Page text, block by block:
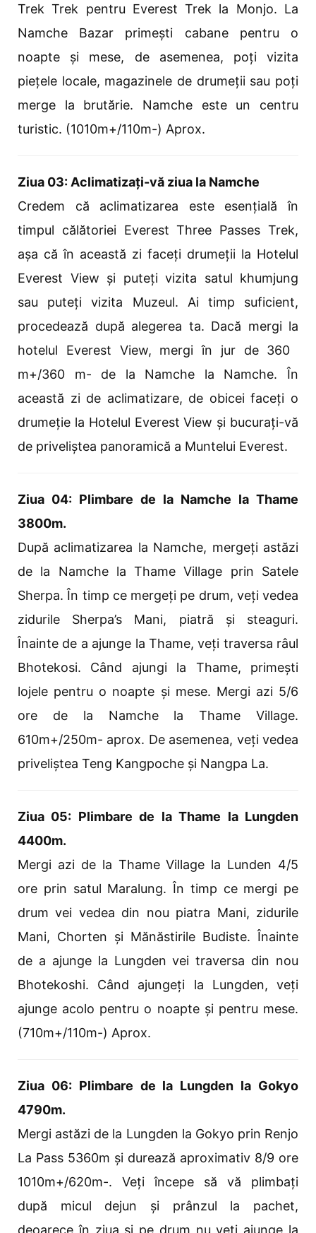
Trek Trek pentru Everest Trek la Monjo. La
Namche Bazar primești cabane pentru o
noapte și mese, de asemenea, poți vizita
piețele locale, magazinele de drumeții sau poți
merge la brutărie. Namche este un centru
turistic. (1010m+/110m-) Aprox.
Ziua 03: Aclimatizați-vă ziua la Namche
Credem că aclimatizarea este esențială în
timpul călătoriei Everest Three Passes Trek,
așa că în această zi faceți drumeții la Hotelul
Everest View și puteți vizita satul khumjung
sau puteți vizita Muzeul. Ai timp suficient,
procedează după alegerea ta. Dacă mergi la
hotelul Everest View, mergi în jur de 360 ​​
m+/360 m- de la Namche la Namche. În
această zi de aclimatizare, de obicei faceți o
drumeție la Hotelul Everest View și bucurați-vă
de priveliștea panoramică a Muntelui Everest.
Ziua 04: Plimbare de la Namche la Thame
3800m.
După aclimatizarea la Namche, mergeți astăzi
de la Namche la Thame Village prin Satele
Sherpa. În timp ce mergeți pe drum, veți vedea
zidurile Sherpa’s Mani, piatră și steaguri.
Înainte de a ajunge la Thame, veți traversa râul
Bhotekosi. Când ajungi la Thame, primești
lojele pentru o noapte și mese. Mergi azi 5/6
ore de la Namche la Thame Village.
610m+/250m- aprox. De asemenea, veți vedea
priveliștea Teng Kangpoche și Nangpa La.
Ziua 05: Plimbare de la Thame la Lungden
4400m.
Mergi azi de la Thame Village la Lunden 4/5
ore prin satul Maralung. În timp ce mergi pe
drum vei vedea din nou piatra Mani, zidurile
Mani, Chorten și Mănăstirile Budiste. Înainte
de a ajunge la Lungden vei traversa din nou
Bhotekoshi. Când ajungeți la Lungden, veți
ajunge acolo pentru o noapte și pentru mese.
(710m+/110m-) Aprox.
Ziua 06: Plimbare de la Lungden la Gokyo
4790m.
Mergi astăzi de la Lungden la Gokyo prin Renjo
La Pass 5360m și durează aproximativ 8/9 ore
1010m+/620m-. Veți începe să vă plimbați
după micul dejun și prânzul la pachet,
deoarece în ziua și pe drum nu veți ajunge la